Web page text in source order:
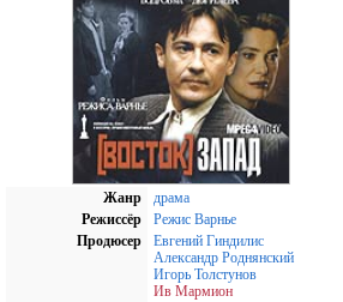
Жанр
драма
Режиссёр
Режис Варнье
Продюсер
Евгений Гиндилис
Александр Роднянский
Игорь Толстунов
Ив Мармион